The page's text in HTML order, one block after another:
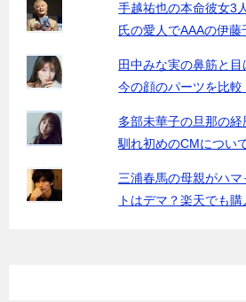
手越祐也の本命彼女3
氏の愛人でAAAの伊藤
田中みな実の鼻筋と
今の顔のパーツを比較
多部未華子の旦那の
馴れ初めのCMについ
三浦春馬の母親がハ
トはデマ？楽天でも